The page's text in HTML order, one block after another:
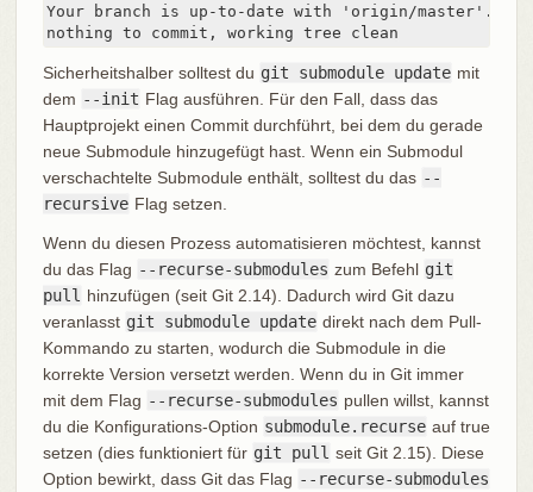
Your branch is up-to-date with 'origin/master'.
nothing to commit, working tree clean
Sicherheitshalber solltest du git submodule update mit
dem --init Flag ausführen. Für den Fall, dass das
Hauptprojekt einen Commit durchführt, bei dem du gerade
neue Submodule hinzugefügt hast. Wenn ein Submodul
verschachtelte Submodule enthält, solltest du das --
recursive Flag setzen.
Wenn du diesen Prozess automatisieren möchtest, kannst
du das Flag --recurse-submodules zum Befehl git
pull hinzufügen (seit Git 2.14). Dadurch wird Git dazu
veranlasst git submodule update direkt nach dem Pull-
Kommando zu starten, wodurch die Submodule in die
korrekte Version versetzt werden. Wenn du in Git immer
mit dem Flag --recurse-submodules pullen willst, kannst
du die Konfigurations-Option submodule.recurse auf true
setzen (dies funktioniert für git pull seit Git 2.15). Diese
Option bewirkt, dass Git das Flag --recurse-submodules